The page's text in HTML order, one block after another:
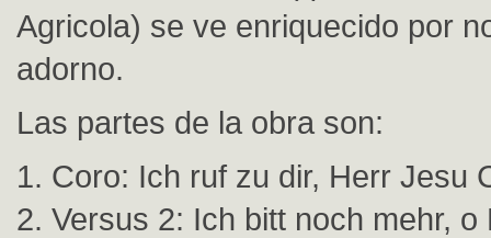
Agricola) se ve enriquecido por
adorno.
Las partes de la obra son:
1. Coro: Ich ruf zu dir, Herr Jesu
2. Versus 2: Ich bitt noch mehr, o